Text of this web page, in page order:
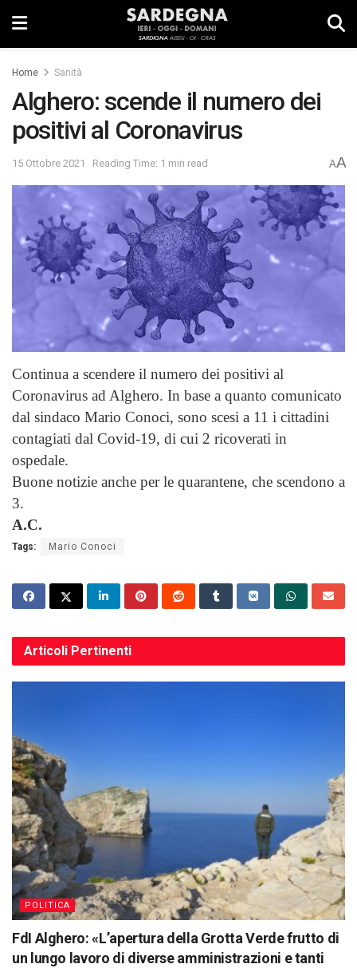
Home Sanità
Alghero: scende il numero dei
positivi al Coronavirus
15 Ottobre 2021 Reading Time: 1 min read AA
Continua a scendere il numero dei positivi al
Coronavirus ad Alghero. In base a quanto comunicato
dal sindaco Mario Conoci, sono scesi a 11 i cittadini
contagiati dal Covid-19, di cui 2 ricoverati in
ospedale.
Buone notizie anche per le quarantene, che scendono a
3.
A.C.
Tags: Mario Conoci
Articoli Pertinenti
POLITICA
FdI Alghero: «L’apertura della Grotta Verde frutto di
un lungo lavoro di diverse amministrazioni e tanti